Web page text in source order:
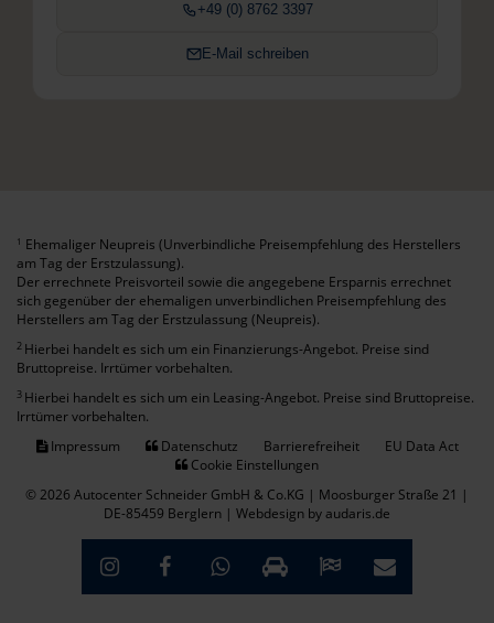
+49 (0) 8762 3397
E-Mail schreiben
1 Ehemaliger Neupreis (Unverbindliche Preisempfehlung des Herstellers
am Tag der Erstzulassung).
Der errechnete Preisvorteil sowie die angegebene Ersparnis errechnet
sich gegenüber der ehemaligen unverbindlichen Preisempfehlung des
Herstellers am Tag der Erstzulassung (Neupreis).
2 Hierbei handelt es sich um ein Finanzierungs-Angebot. Preise sind
Bruttopreise. Irrtümer vorbehalten.
3 Hierbei handelt es sich um ein Leasing-Angebot. Preise sind Bruttopreise.
Irrtümer vorbehalten.
Impressum
Datenschutz Barrierefreiheit
EU Data Act
Cookie Einstellungen
© 2026 Autocenter Schneider GmbH & Co.KG | Moosburger Straße 21 |
DE-85459 Berglern | Webdesign by audaris.de